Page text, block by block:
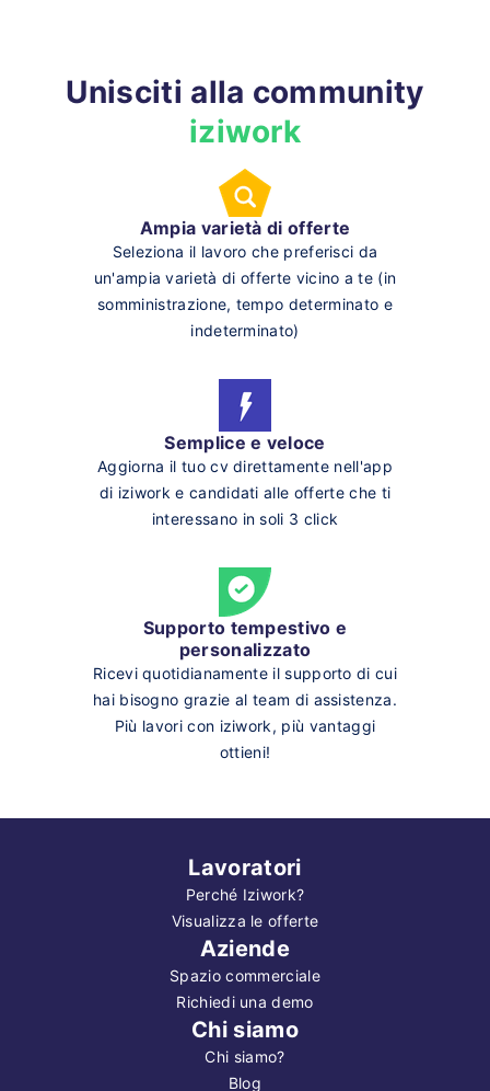
Unisciti alla community
iziwork
Ampia varietà di offerte
Seleziona il lavoro che preferisci da
un'ampia varietà di offerte vicino a te (in
somministrazione, tempo determinato e
indeterminato)
Semplice e veloce
Aggiorna il tuo cv direttamente nell'app
di iziwork e candidati alle offerte che ti
interessano in soli 3 click
Supporto tempestivo e
personalizzato
Ricevi quotidianamente il supporto di cui
hai bisogno grazie al team di assistenza.
Più lavori con iziwork, più vantaggi
ottieni!
Lavoratori
Perché Iziwork?
Visualizza le offerte
Aziende
Spazio commerciale
Richiedi una demo
Chi siamo
Chi siamo?
Blog